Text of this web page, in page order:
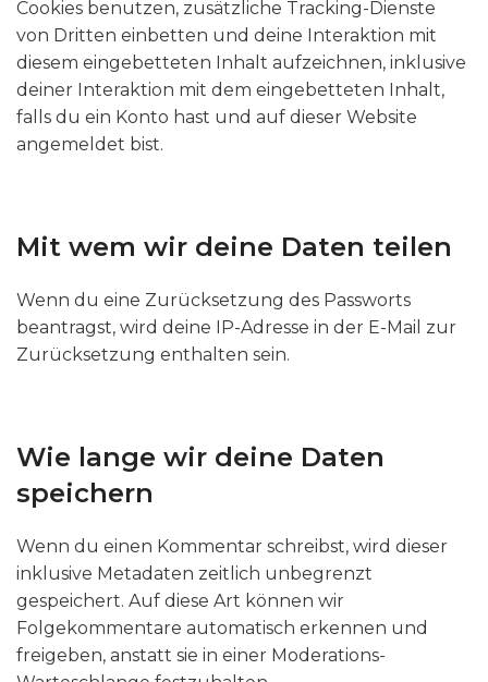
Cookies benutzen, zusätzliche Tracking-Dienste
von Dritten einbetten und deine Interaktion mit
diesem eingebetteten Inhalt aufzeichnen, inklusive
deiner Interaktion mit dem eingebetteten Inhalt,
falls du ein Konto hast und auf dieser Website
angemeldet bist.
Mit wem wir deine Daten teilen
Wenn du eine Zurücksetzung des Passworts
beantragst, wird deine IP-Adresse in der E-Mail zur
Zurücksetzung enthalten sein.
Wie lange wir deine Daten
speichern
Wenn du einen Kommentar schreibst, wird dieser
inklusive Metadaten zeitlich unbegrenzt
gespeichert. Auf diese Art können wir
Folgekommentare automatisch erkennen und
freigeben, anstatt sie in einer Moderations-